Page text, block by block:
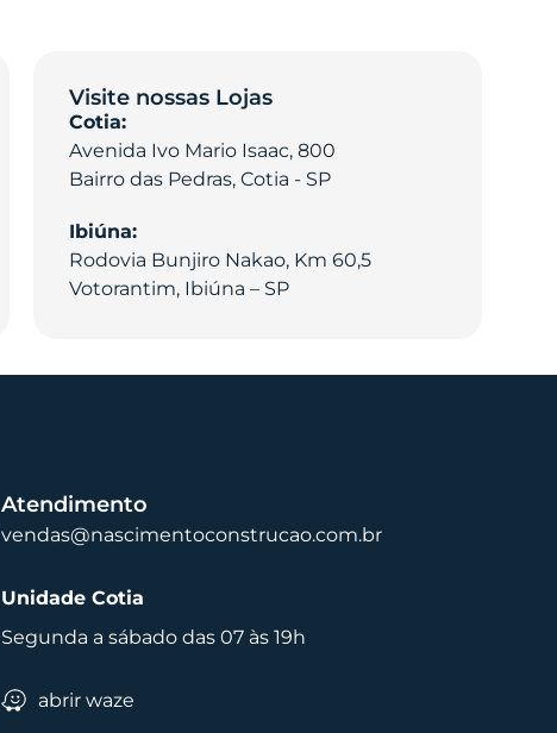
Visite nossas Lojas
Cotia:
Avenida Ivo Mario Isaac, 800
Bairro das Pedras, Cotia - SP
Ibiúna:
Rodovia Bunjiro Nakao, Km 60,5
Votorantim, Ibiúna – SP
Atendimento
vendas@nascimentoconstrucao.com.br
Unidade Cotia
Segunda a sábado das 07 às 19h
abrir waze